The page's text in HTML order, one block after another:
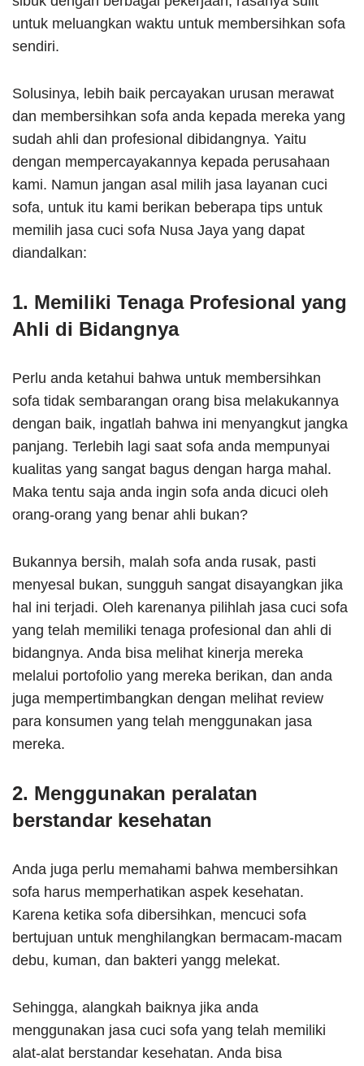
untuk meluangkan waktu untuk membersihkan sofa
sendiri.
Solusinya, lebih baik percayakan urusan merawat
dan membersihkan sofa anda kepada mereka yang
sudah ahli dan profesional dibidangnya. Yaitu
dengan mempercayakannya kepada perusahaan
kami. Namun jangan asal milih jasa layanan cuci
sofa, untuk itu kami berikan beberapa tips untuk
memilih jasa cuci sofa Nusa Jaya yang dapat
diandalkan:
1. Memiliki Tenaga Profesional yang
Ahli di Bidangnya
Perlu anda ketahui bahwa untuk membersihkan
sofa tidak sembarangan orang bisa melakukannya
dengan baik, ingatlah bahwa ini menyangkut jangka
panjang. Terlebih lagi saat sofa anda mempunyai
kualitas yang sangat bagus dengan harga mahal.
Maka tentu saja anda ingin sofa anda dicuci oleh
orang-orang yang benar ahli bukan?
Bukannya bersih, malah sofa anda rusak, pasti
menyesal bukan, sungguh sangat disayangkan jika
hal ini terjadi. Oleh karenanya pilihlah jasa cuci sofa
yang telah memiliki tenaga profesional dan ahli di
bidangnya. Anda bisa melihat kinerja mereka
melalui portofolio yang mereka berikan, dan anda
juga mempertimbangkan dengan melihat review
para konsumen yang telah menggunakan jasa
mereka.
2. Menggunakan peralatan
berstandar kesehatan
Anda juga perlu memahami bahwa membersihkan
sofa harus memperhatikan aspek kesehatan.
Karena ketika sofa dibersihkan, mencuci sofa
bertujuan untuk menghilangkan bermacam-macam
debu, kuman, dan bakteri yangg melekat.
Sehingga, alangkah baiknya jika anda
menggunakan jasa cuci sofa yang telah memiliki
alat-alat berstandar kesehatan. Anda bisa